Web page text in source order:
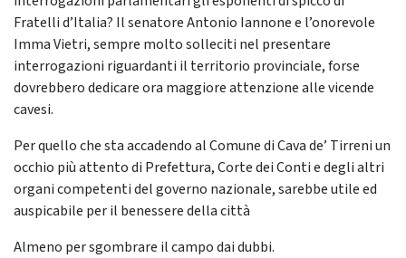
Fratelli d’Italia? Il senatore Antonio Iannone e l’onorevole
Imma Vietri, sempre molto solleciti nel presentare
interrogazioni riguardanti il territorio provinciale, forse
dovrebbero dedicare ora maggiore attenzione alle vicende
cavesi.
Per quello che sta accadendo al Comune di Cava de’ Tirreni un
occhio più attento di Prefettura, Corte dei Conti e degli altri
organi competenti del governo nazionale, sarebbe utile ed
auspicabile per il benessere della città
Almeno per sgombrare il campo dai dubbi.